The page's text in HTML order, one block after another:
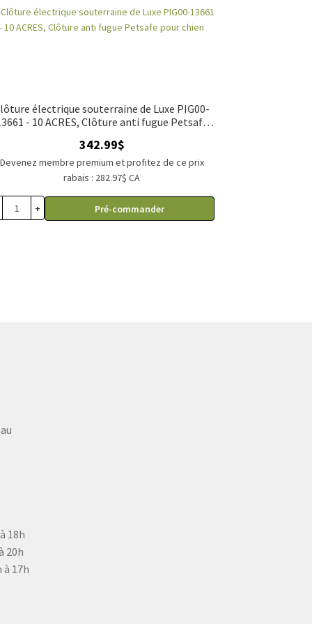
électrique souterraine de Luxe PIG00-
- 10 ACRES, Clôture anti fugue Petsafe
342.99$
Devenez membre premium et profitez de ce prix
rabais : 282.97$ CA
+ Pré-commander
18h
20h
à 17h